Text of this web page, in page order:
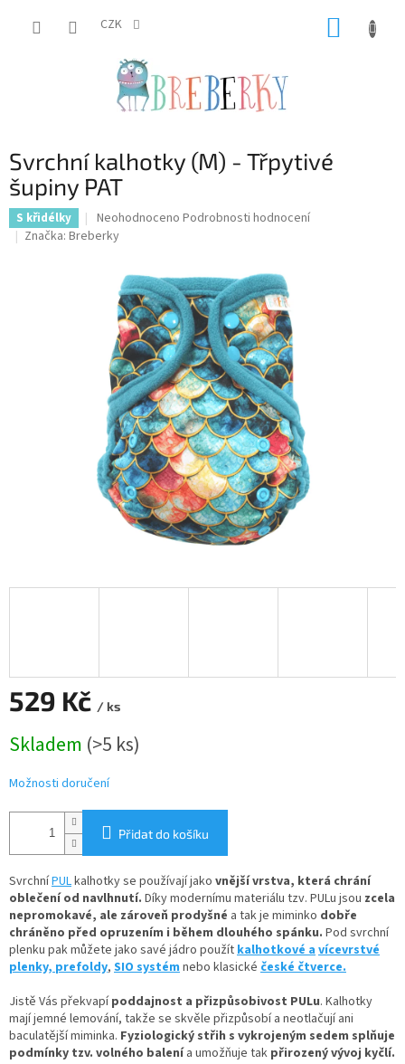
CZK
Svrchní kalhotky (M) - Třpytivé
šupiny PAT
S křidélky
Průměrné
hodnocení
hvězdiček.
Neohodnoceno Podrobnosti hodnocení
Značka: Breberky
529 Kč / ks
cena:
Skladem (>5 ks)
Možnosti doručení
Přidat do košíku
SvrchníPULkalhotky se používají jako vnější vrstva, která chrání
oblečení od navlhnutí. Díkymodernímu materiálu tzv. PULu jsou zcela
nepromokavé, ale zároveň prodyšné a tak je miminko dobře
chráněno před opruzením i během dlouhého spánku. Pod svrchní
plenku pak můžete jako savé jádro použítkalhotkové avícevrstvé
plenky,prefoldy, SIO systémnebo klasické české čtverce.
Jistě Vás překvapípoddajnost a přizpůsobivost PULu. Kalhotky
mají jemné lemování, takže se skvěle přizpůsobí a neotlačují ani
baculatější miminka. Fyziologický střih s vykrojeným sedem splňuje
podmínky tzv. volného balenía umožňuje tak přirozený vývoj kyčlí.